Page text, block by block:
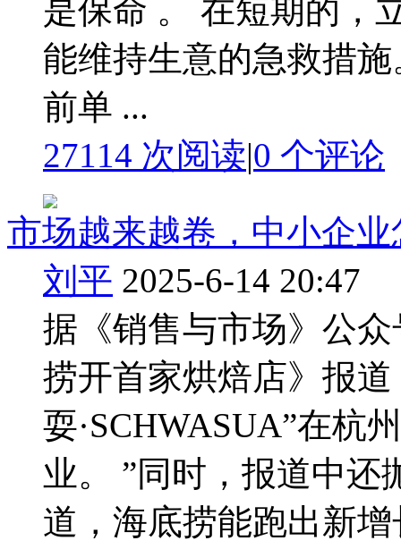
是保命 。 在短期的，
能维持生意的急救措
前单 ...
27114 次阅读|0 个评论
市场越来越卷，中小企
刘平 2025-6-14 20:47
据《销售与市场》公
捞开首家烘焙店》报
耍·SCHWASUA”在杭
业。 ”同时，报道中还
道，海底捞能跑出新